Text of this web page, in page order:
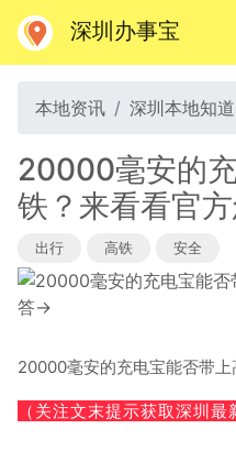
深圳办事宝
本地资讯 深圳本地知道
20000毫安的
铁？来看看官
出行 高铁 安全
20000毫安的充电宝能否带
（关注文末提示获取深圳最